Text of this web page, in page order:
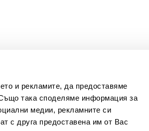
и рекламите, да предоставяме
така споделяме информация за
медии, рекламните си
с друга предоставена им от Вас
от